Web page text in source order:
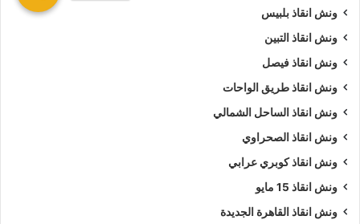
ونش انقاذ بلبيس
ونش انقاذ التبين
ونش انقاذ فيصل
ونش انقاذ طريق الواحات
ونش انقاذ الساحل الشمالي
ونش انقاذ الصحراوي
ونش انقاذ كوبري عرابي
ونش انقاذ 15 مايو
ونش انقاذ القاهرة الجديدة